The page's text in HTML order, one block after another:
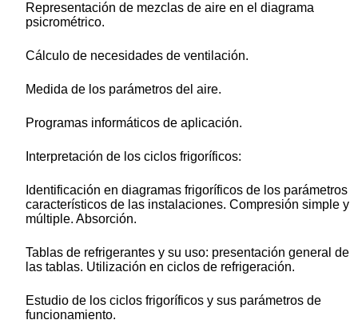
Representación de mezclas de aire en el diagrama
psicrométrico.
Cálculo de necesidades de ventilación.
Medida de los parámetros del aire.
Programas informáticos de aplicación.
Interpretación de los ciclos frigoríficos:
Identificación en diagramas frigoríficos de los parámetros
característicos de las instalaciones. Compresión simple y
múltiple. Absorción.
Tablas de refrigerantes y su uso: presentación general de
las tablas. Utilización en ciclos de refrigeración.
Estudio de los ciclos frigoríficos y sus parámetros de
funcionamiento.